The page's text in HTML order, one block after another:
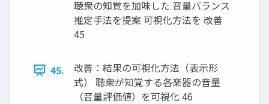
聴衆の知覚を加味した 音量バランス
推定手法を提案 可視化方法を 改善
45
45.
改善：結果の可視化方法（表示形
式） 聴衆が知覚する各楽器の音量
（音量評価値）を可視化 46